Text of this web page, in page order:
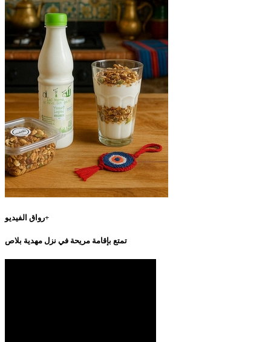
رواق الفيديو+
تمتع بإقامة مريحة في نزل مهدية بلاص